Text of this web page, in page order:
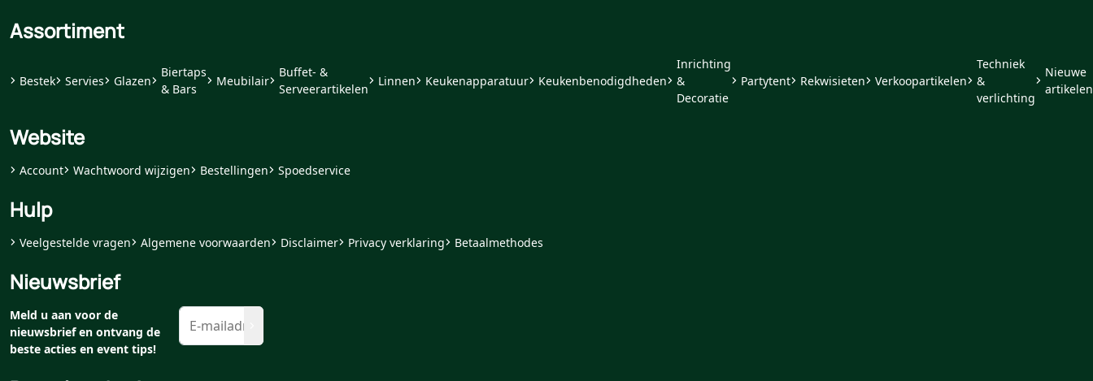
Assortiment
Bestek Servies Glazen
Biertaps
& Bars
Meubilair
Buffet- &
Serveerartikelen
Linnen Keukenapparatuur Keukenbenodigdheden
Inrichting
&
Decoratie
Partytent Rekwisieten Verkoopartikelen
Techniek
&
verlichting
Nieuwe
artikelen
Website
Account Wachtwoord wijzigen Bestellingen Spoedservice
Hulp
Veelgestelde vragen Algemene voorwaarden Disclaimer Privacy verklaring Betaalmethodes
Nieuwsbrief
Meld u aan voor de
nieuwsbrief en ontvang de
beste acties en event tips!